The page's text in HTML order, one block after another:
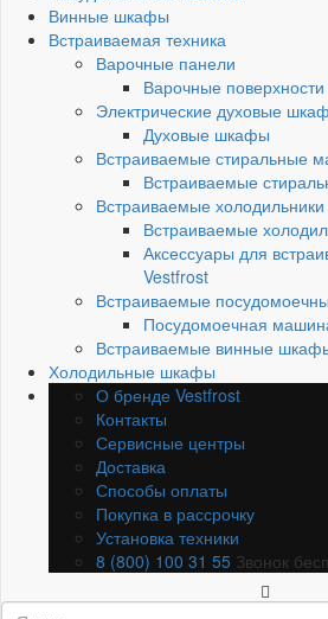
Винные шкафы
Встраиваемая техника
Варочные панели
Варочные
Электрические духовые
Духовые шкафы
Встраиваемые стиральные
Встраиваемые
Встраиваемые холодильники
Встраиваемые
Аксессуары для
Vestfrost
Встраиваемые
Посудомоечная
Встраиваемые винные
Холодильные шкафы
О бренде Vestfrost
Контакты
Сервисные центры
Доставка
Способы оплаты
Покупка в рассрочку
Установка техники
8 (800) 100 31 55 Звонок